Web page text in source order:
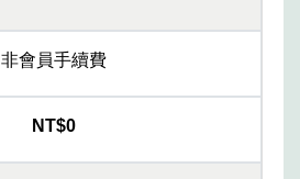
非會員手續費
NT$0